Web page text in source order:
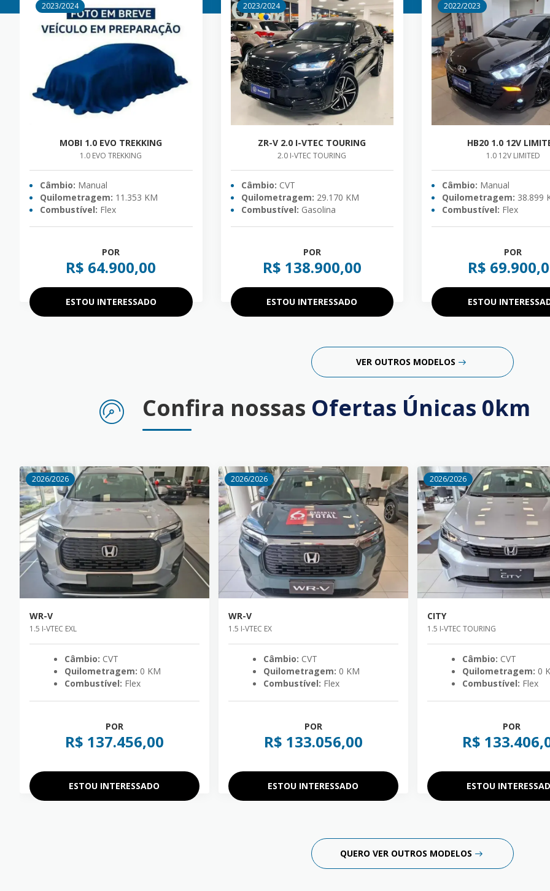
2023/2024
MOBI 1.0 EVO TREKKING
1.0 EVO TREKKING
Câmbio: Manual
Quilometragem: 11.353 KM
Combustível: Flex
POR
R$ 64.900,00
ESTOU INTERESSADO
2023/2024
ZR-V 2.0 I-VTEC TOURING
2.0 I-VTEC TOURING
Câmbio: CVT
Quilometragem: 29.170 KM
Combustível: Gasolina
POR
R$ 138.900,00
ESTOU INTERESSADO
2022/2023
HB20 1.0 12V
1.0 12V LIMITED
Câmbio: Manual
Quilometragem: 38.899
Combustível: Flex
POR
R$
ESTOU
VER OUTROS MODELOS
Confira nossas Ofertas Únicas 0km
2026/2026
WR-V
1.5 I-VTEC EXL
Câmbio: CVT
Quilometragem: 0 KM
Combustível: Flex
POR
R$ 137.456,00
ESTOU INTERESSADO
2026/2026
WR-V
1.5 I-VTEC EX
Câmbio: CVT
Quilometragem: 0 KM
Combustível: Flex
POR
R$ 133.056,00
ESTOU INTERESSADO
2026/2026
CITY
1.5 I-VTEC TOURING
Câmbio: CVT
Quilometragem: 0
Combustível: Flex
POR
R$
ESTOU
QUERO VER OUTROS MODELOS